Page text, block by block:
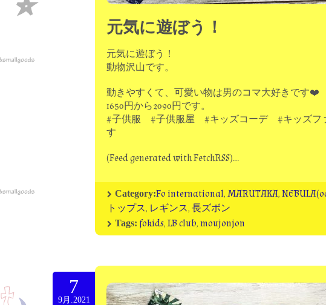
元気に遊ぼう！
元気に遊ぼう！
動物沢山です。
動きやすくて、可愛い物は男のコマ大好きです❤️
1650円から2090円です。
#子供服 #子供服屋 #キッズコーデ #キッズ
す
(Feed generated with FetchRSS)…
Category:Fo international,MARUTAKA,
トップス, レギンス,長ズボン
Tags: fokids,LB club,moujonjon
7
9月.2021